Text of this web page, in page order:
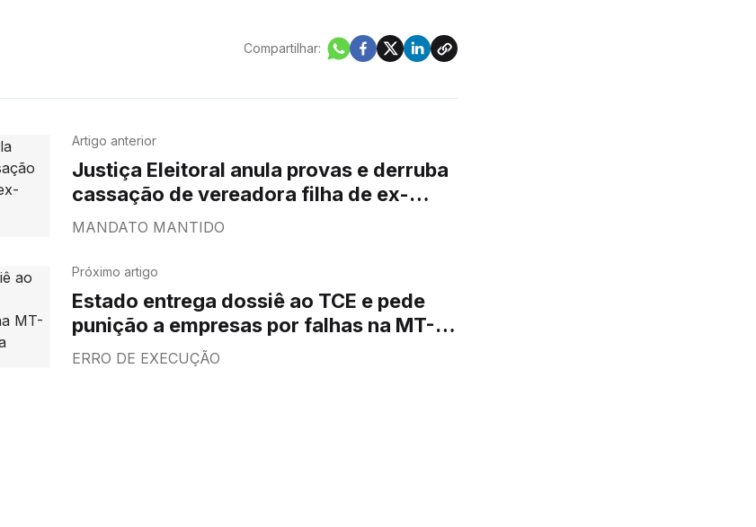
Compartilhar:
Artigo anterior
Justiça Eleitoral anula provas e derruba
cassação de vereadora filha de ex-
secretário de MT
MANDATO MANTIDO
Próximo artigo
Estado entrega dossiê ao TCE e pede
punição a empresas por falhas na MT-
170; servidores na mira
ERRO DE EXECUÇÃO